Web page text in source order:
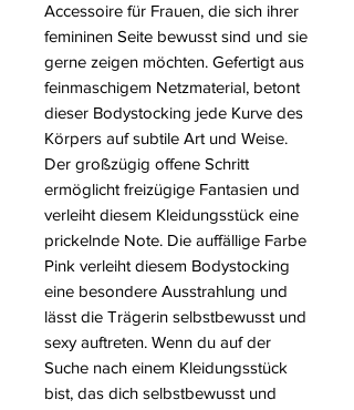
Accessoire für Frauen, die sich ihrer
femininen Seite bewusst sind und sie
gerne zeigen möchten. Gefertigt aus
feinmaschigem Netzmaterial, betont
dieser Bodystocking jede Kurve des
Körpers auf subtile Art und Weise.
Der großzügig offene Schritt
ermöglicht freizügige Fantasien und
verleiht diesem Kleidungsstück eine
prickelnde Note. Die auffällige Farbe
Pink verleiht diesem Bodystocking
eine besondere Ausstrahlung und
lässt die Trägerin selbstbewusst und
sexy auftreten. Wenn du auf der
Suche nach einem Kleidungsstück
bist, das dich selbstbewusst und